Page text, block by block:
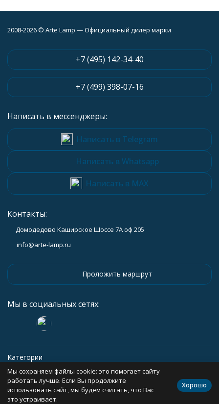
2008-2026 © Arte Lamp — Официальный дилер марки
+7 (495) 142-34-40
+7 (499) 398-07-16
Написать в мессенджеры:
Написать в Telegram
Написать в Whatsapp
Написать в MAX
Контакты:
Домодедово Каширское Шоссе 7А оф 205
info@arte-lamp.ru
Проложить маршрут
Мы в социальных сетях:
Категории
Информация
Мы сохраняем файлы cookie: это помогает сайту
работать лучше. Если Вы продолжите
использовать сайт, мы будем считать, что Вас
это устраивает.
Хорошо